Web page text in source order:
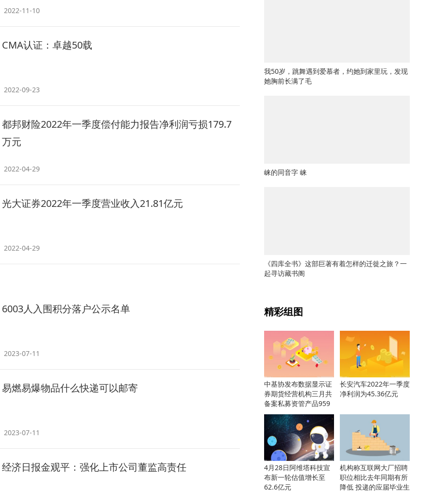
2022-11-10
CMA认证：卓越50载
2022-09-23
都邦财险2022年一季度偿付能力报告净利润亏损179.7
万元
2022-04-29
光大证券2022年一季度营业收入21.81亿元
2022-04-29
6003人入围积分落户公示名单
2023-07-11
易燃易爆物品什么快递可以邮寄
2023-07-11
经济日报金观平：强化上市公司董监高责任
我50岁，跳舞遇到爱慕者，约她到家里玩，发现
她胸前长满了毛
崃的同音字 崃
《四库全书》这部巨著有着怎样的迁徙之旅？一
起寻访藏书阁
精彩组图
中基协发布数据显示证
券期货经营机构三月共
备案私募资管产品959
只
长安汽车2022年一季度
净利润为45.36亿元
4月28日阿维塔科技宣
布新一轮估值增长至
62.6亿元
机构称互联网大厂招聘
职位相比去年同期有所
降低 投递的应届毕业生